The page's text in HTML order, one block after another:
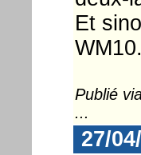
Et
WM10.
Publié
...
27/